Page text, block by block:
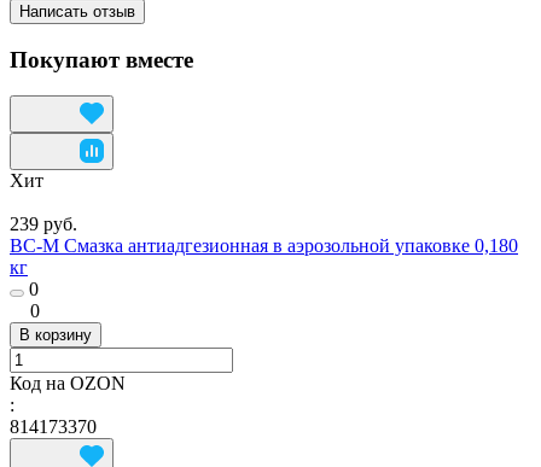
Написать отзыв
Покупают вместе
Хит
239 руб.
ВС-М Смазка антиадгезионная в аэрозольной упаковке 0,180
кг
0
0
В корзину
Код на OZON
:
814173370